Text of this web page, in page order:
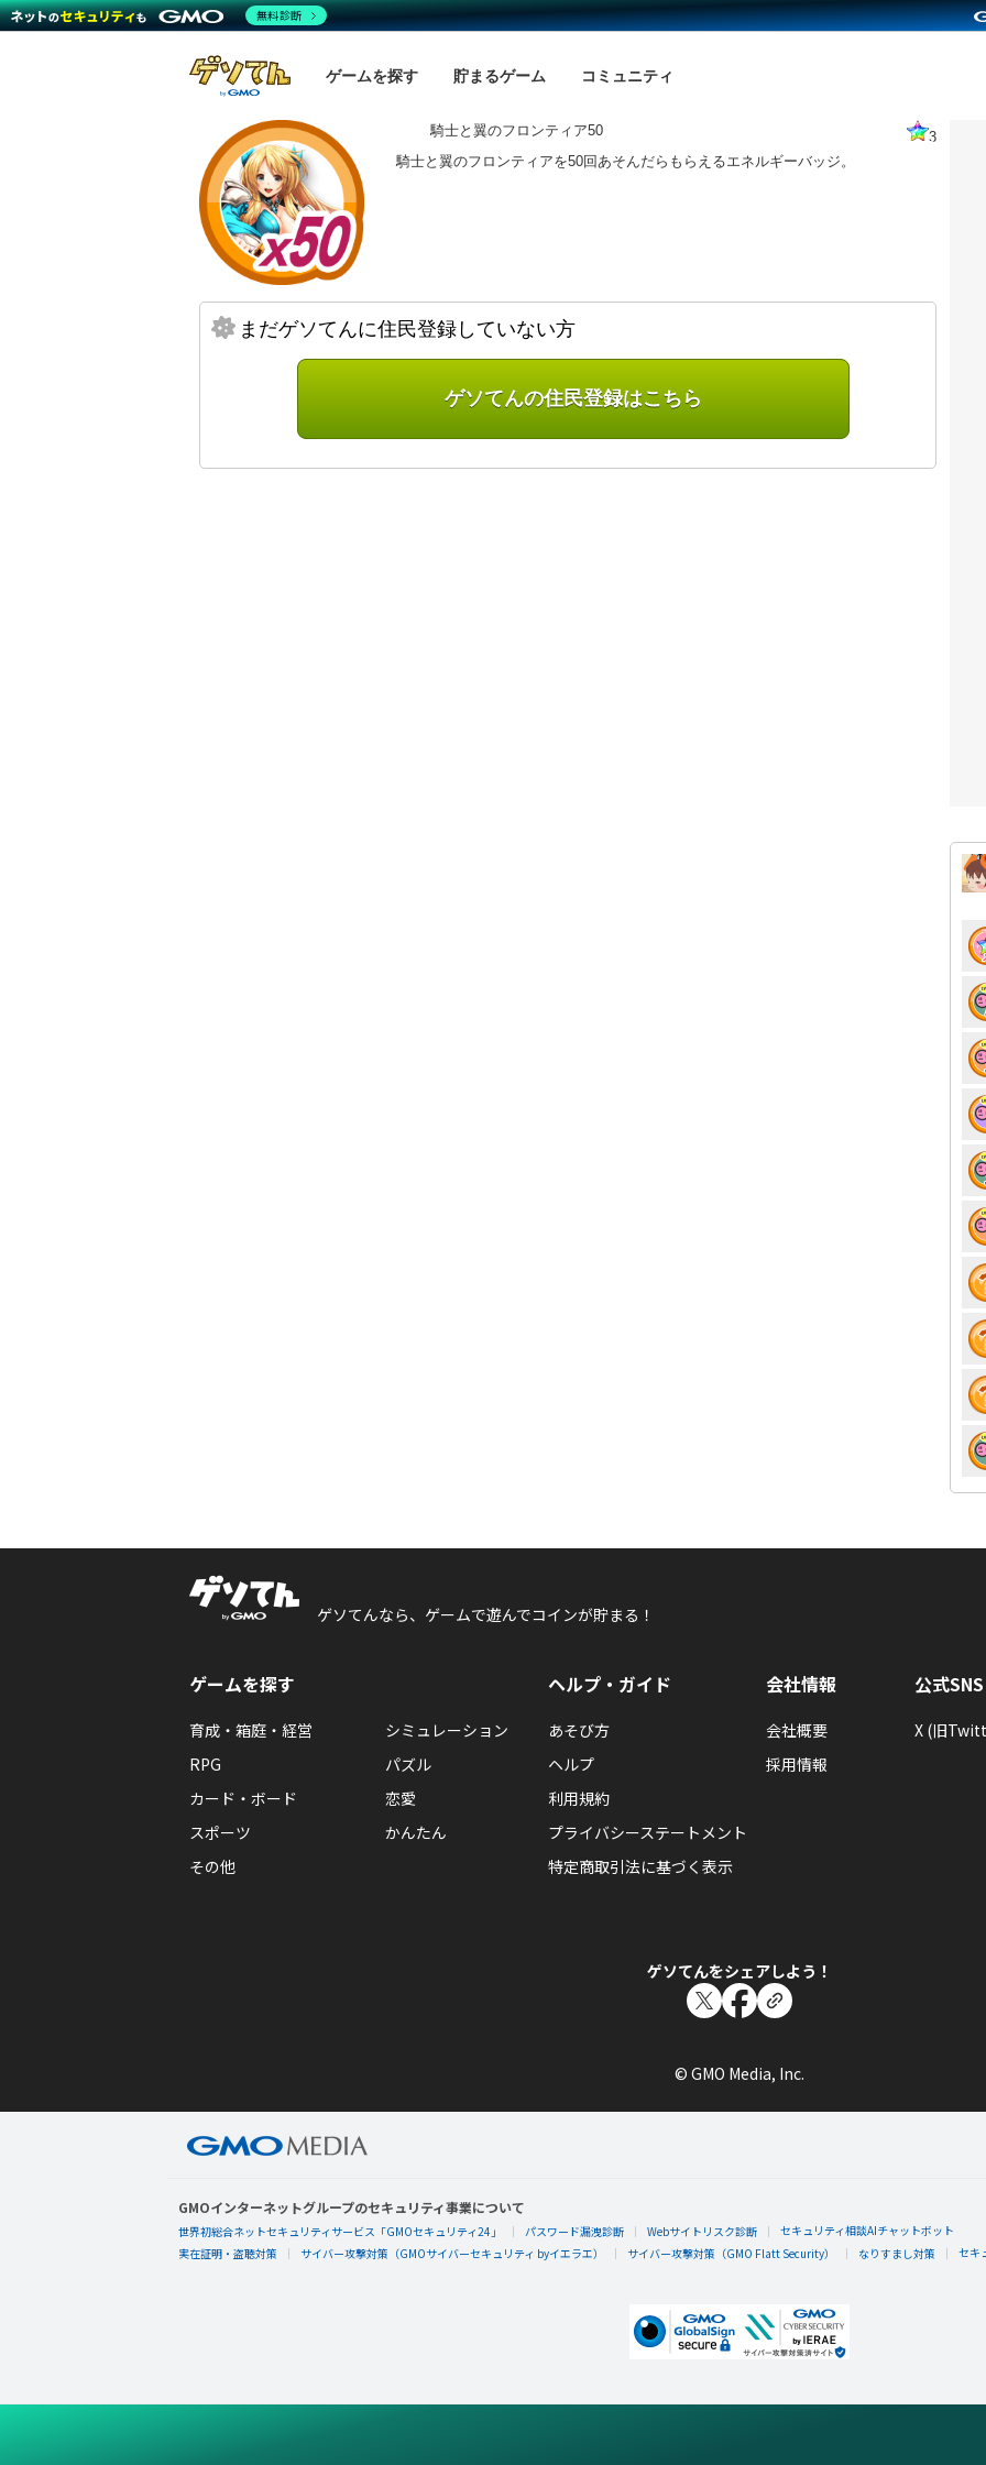
ゲームを探す 貯まるゲーム コミュニティ
騎士と翼のフロンティア50
3
騎士と翼のフロンティアを50回あそんだらもらえるエネルギーバッジ。
まだゲソてんに住民登録していない方
ゲソてんの住民登録はこちら
ゲソてんなら、ゲームで遊んでコインが貯まる！
ゲームを探す
育成・箱庭・経営
シミュレーション
RPG
パズル
カード・ボード
恋愛
スポーツ
かんたん
その他
ヘルプ・ガイド
あそび方
ヘルプ
利用規約
プライバシーステートメント
特定商取引法に基づく表示
会社情報
会社概要
採用情報
公式SNS
X (旧
ゲソてんをシェアしよう！
© GMO Media, Inc.
GMOインターネットグループのセキュリティ事業について
世界初総合ネットセキュリティサービス「GMOセキュリティ24」 パスワード漏洩診断 Webサイトリスク診断
セキュリティ相談AIチャットボット
実在証明・盗聴対策
サイバー攻撃対策（GMOサイバーセキュリティ byイエラエ） サイバー攻撃対策（GMO Flatt Security） なりすまし対策 セキ
無料診断